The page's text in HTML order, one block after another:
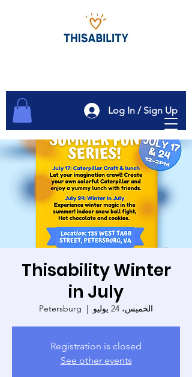
Log In / Sign Up
Thisability Winter
in July
الخميس، 24 يوليو
  |
Petersburg
Registration is closed
See other events